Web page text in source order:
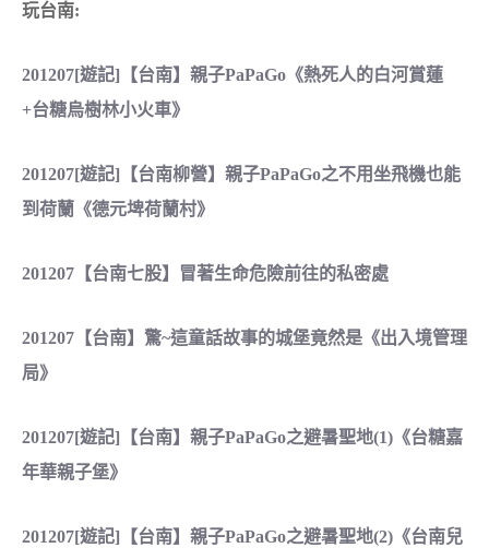
玩台南:
201207[遊記]【台南】親子PaPaGo《熱死人的白河賞蓮
+台糖烏樹林小火車》
201207[遊記]【台南柳營】親子PaPaGo之不用坐飛機也能
到荷蘭《德元埤荷蘭村》
201207【台南七股】冒著生命危險前往的私密處
201207【台南】驚~這童話故事的城堡竟然是《出入境管理
局》
201207[遊記]【台南】親子PaPaGo之避暑聖地(1)《台糖嘉
年華親子堡》
201207[遊記]【台南】親子PaPaGo之避暑聖地(2)《台南兒